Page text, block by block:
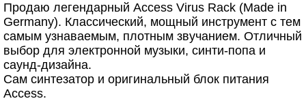
Продаю легендарный Access Virus Rack (Made in
Germany). Классический, мощный инструмент с тем
самым узнаваемым, плотным звучанием. Отличный
выбор для электронной музыки, синти-попа и
саунд-дизайна.
Сам синтезатор и оригинальный блок питания
Access.